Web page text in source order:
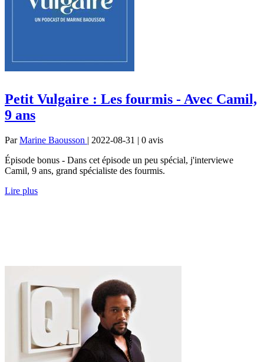
Petit Vulgaire : Les fourmis - Avec Camil,
9 ans
ParMarine Baousson | 2022-08-31 | 0 avis
Épisode bonus - Dans cet épisode un peu spécial, j'interviewe
Camil, 9 ans, grand spécialiste des fourmis.
Lire plus